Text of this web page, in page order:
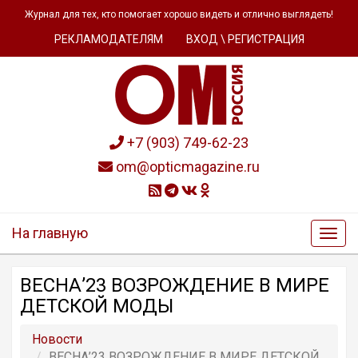
Журнал для тех, кто помогает хорошо видеть и отлично выглядеть!
РЕКЛАМОДАТЕЛЯМ ВХОД \ РЕГИСТРАЦИЯ
+7 (903) 749-62-23
om@opticmagazine.ru
На главную
ВЕСНА’23 ВОЗРОЖДЕНИЕ В МИРЕ
ДЕТСКОЙ МОДЫ
Новости